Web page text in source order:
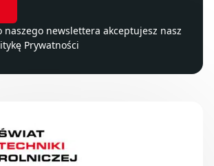
naszego newslettera akceptujesz nasz
Prywatności